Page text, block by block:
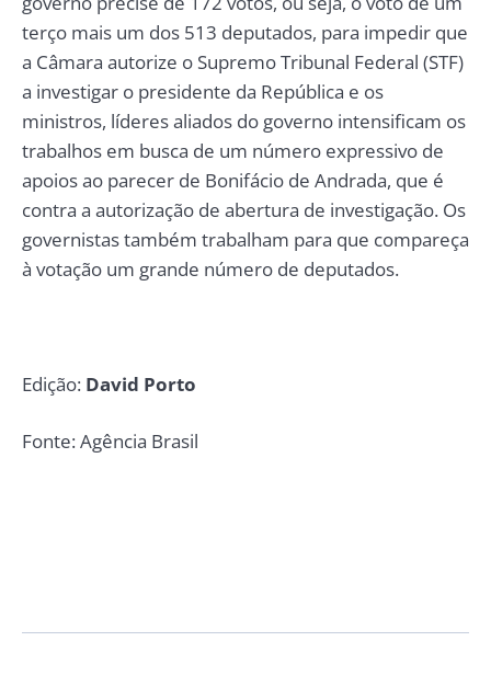
terço mais um dos 513 deputados, para impedir que
a Câmara autorize o Supremo Tribunal Federal (STF)
a investigar o presidente da República e os
ministros, líderes aliados do governo intensificam os
trabalhos em busca de um número expressivo de
apoios ao parecer de Bonifácio de Andrada, que é
contra a autorização de abertura de investigação. Os
governistas também trabalham para que compareça
à votação um grande número de deputados.
Edição: David Porto
Fonte: Agência Brasil